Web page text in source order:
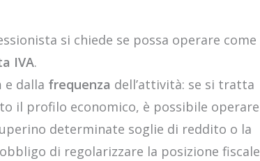
si chiede se possa operare come
IVA.
e dalla frequenza dell’attività: se si tratta
il profilo economico, è possibile operare
determinate soglie di reddito o la
di regolarizzare la posizione fiscale